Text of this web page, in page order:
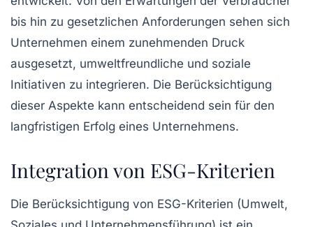
bis hin zu gesetzlichen Anforderungen sehen sich
Unternehmen einem zunehmenden Druck
ausgesetzt, umweltfreundliche und soziale
Initiativen zu integrieren. Die Berücksichtigung
dieser Aspekte kann entscheidend sein für den
langfristigen Erfolg eines Unternehmens.
Integration von ESG-Kriterien
Die Berücksichtigung von ESG-Kriterien (Umwelt,